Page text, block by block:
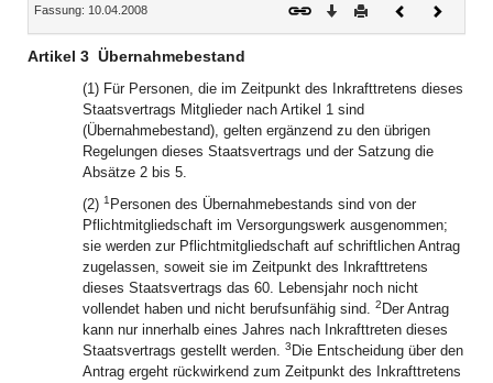
Fassung: 10.04.2008
Download
DruckenVorheriges
Artikel 3 Übernahmebestand
(1) Für Personen, die im Zeitpunkt des Inkrafttretens dieses
Staatsvertrags Mitglieder nach Artikel 1 sind
(Übernahmebestand), gelten ergänzend zu den übrigen
Regelungen dieses Staatsvertrags und der Satzung die
Absätze 2 bis 5.
(2) 1 Personen des Übernahmebestands sind von der
Pflichtmitgliedschaft im Versorgungswerk ausgenommen;
sie werden zur Pflichtmitgliedschaft auf schriftlichen Antrag
zugelassen, soweit sie im Zeitpunkt des Inkrafttretens
dieses Staatsvertrags das 60. Lebensjahr noch nicht
vollendet haben und nicht berufsunfähig sind. 2 Der Antrag
kann nur innerhalb eines Jahres nach Inkrafttreten dieses
Staatsvertrags gestellt werden. 3 Die Entscheidung über den
Antrag ergeht rückwirkend zum Zeitpunkt des Inkrafttretens